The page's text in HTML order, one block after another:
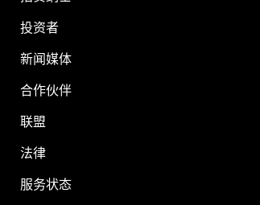
投资者
新闻媒体
合作伙伴
联盟
法律
服务状态